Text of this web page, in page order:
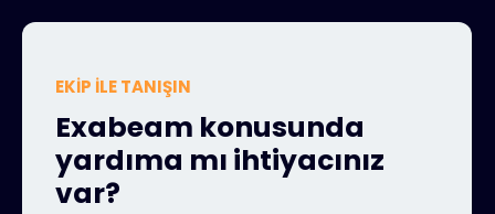
EKIP ILE TANIŞIN
Exabeam konusunda
yardıma mı ihtiyacınız
var?